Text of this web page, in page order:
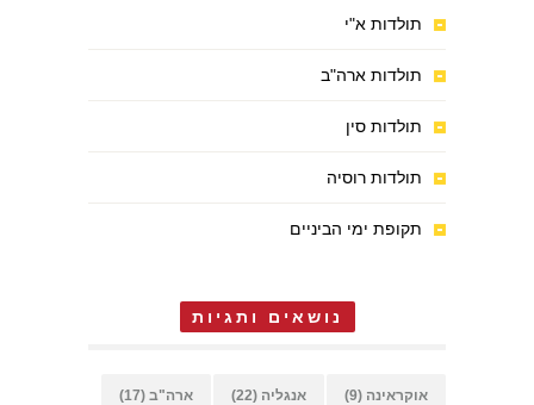
תולדות א"י
תולדות ארה"ב
תולדות סין
תולדות רוסיה
תקופת ימי הביניים
נושאים ותגיות
אוקראינה (9) אנגליה (22) ארה"ב (17)